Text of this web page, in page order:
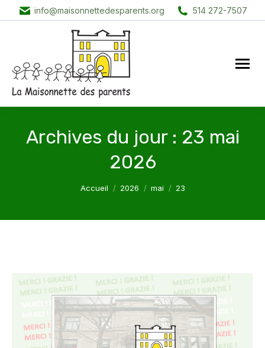
info@maisonnettedesparents.org 514 272-7507
Archives du jour : 23 mai
2026
Vous êtes ici :
Accueil 2026 mai 23